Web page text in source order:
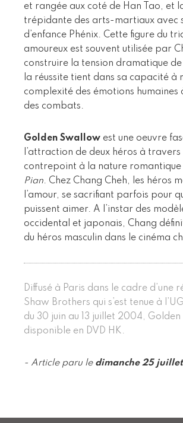
et rangée aux coté de Han Tao, et
trépidante des arts-martiaux avec
d’enfance Phénix. Cette figure du
amoureux est souvent utilisée par
construire la tension dramatique de
la réussite tient dans sa capacité à
complexité des émotions humaines
des combats.
Golden Swallow est une oeuvre
l’attraction de deux héros à
contrepoint à la nature romantique
Pian. Chez Chang Cheh, les héros
l’amour, se sacrifiant parfois pour
puissent aimer. A l’instar des
occidental et japonais, Chang
du héros masculin dans le cinéma
Diffusé à Paris dans le cadre d’une
Shaw Brothers qui s’est tenue à
du 30 juin au 13 juillet 2004,
disponible en DVD HK.
- Article paru le dimanche 25